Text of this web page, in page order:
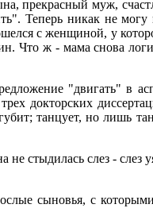
прекрасный муж,
Теперь никак не
с женщиной, у
Что ж - мама снова
"двигать" в
докторских
танцует, но лишь
стыдилась слез - слез
сыновья, с